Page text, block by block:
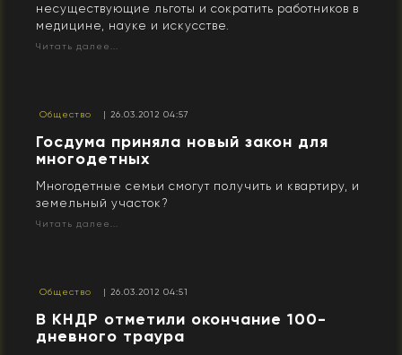
несуществующие льготы и сократить работников в
медицине, науке и искусстве.
Читать далее...
Общество | 26.03.2012 04:57
Госдума приняла новый закон для
многодетных
Многодетные семьи смогут получить и квартиру, и
земельный участок?
Читать далее...
Общество | 26.03.2012 04:51
В КНДР отметили окончание 100-
дневного траура